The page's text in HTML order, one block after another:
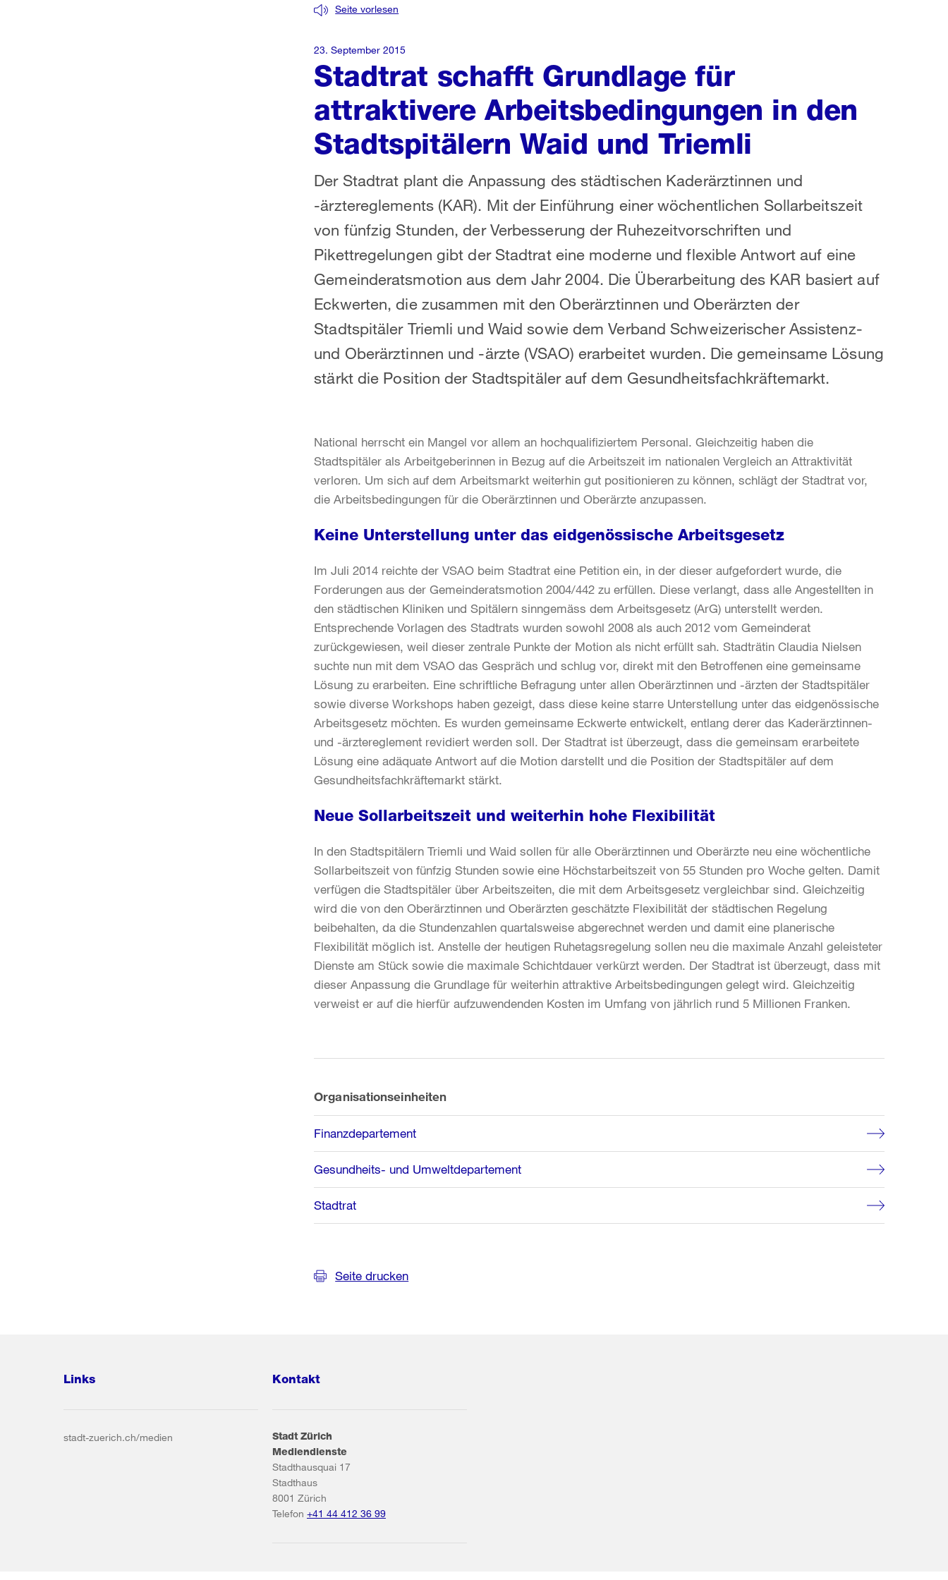
Stadtrat schafft Grundlage für
attraktivere Arbeitsbedingungen in den
Stadtspitälern Waid und Triemli
Seite vorlesen
Der Stadtrat plant die Anpassung des städtischen Kaderärztinnen und
-ärztereglements (KAR). Mit der Einführung einer wöchentlichen Sollarbeitszeit
von fünfzig Stunden, der Verbesserung der Ruhezeitvorschriften und
Pikettregelungen gibt der Stadtrat eine moderne und flexible Antwort auf eine
Gemeinderatsmotion aus dem Jahr 2004. Die Überarbeitung des KAR basiert auf
Eckwerten, die zusammen mit den Oberärztinnen und Oberärzten der
Stadtspitäler Triemli und Waid sowie dem Verband Schweizerischer Assistenz-
und Oberärztinnen und -ärzte (VSAO) erarbeitet wurden. Die gemeinsame Lösung
stärkt die Position der Stadtspitäler auf dem Gesundheitsfachkräftemarkt.
23. September 2015
National herrscht ein Mangel vor allem an hochqualifiziertem Personal. Gleichzeitig haben die
Stadtspitäler als Arbeitgeberinnen in Bezug auf die Arbeitszeit im nationalen Vergleich an Attraktivität
verloren. Um sich auf dem Arbeitsmarkt weiterhin gut positionieren zu können, schlägt der Stadtrat vor,
die Arbeitsbedingungen für die Oberärztinnen und Oberärzte anzupassen.
Keine Unterstellung unter das eidgenössische Arbeitsgesetz
Im Juli 2014 reichte der VSAO beim Stadtrat eine Petition ein, in der dieser aufgefordert wurde, die
Forderungen aus der Gemeinderatsmotion 2004/442 zu erfüllen. Diese verlangt, dass alle Angestellten in
den städtischen Kliniken und Spitälern sinngemäss dem Arbeitsgesetz (ArG) unterstellt werden.
Entsprechende Vorlagen des Stadtrats wurden sowohl 2008 als auch 2012 vom Gemeinderat
zurückgewiesen, weil dieser zentrale Punkte der Motion als nicht erfüllt sah. Stadträtin Claudia Nielsen
suchte nun mit dem VSAO das Gespräch und schlug vor, direkt mit den Betroffenen eine gemeinsame
Lösung zu erarbeiten. Eine schriftliche Befragung unter allen Oberärztinnen und -ärzten der Stadtspitäler
sowie diverse Workshops haben gezeigt, dass diese keine starre Unterstellung unter das eidgenössische
Arbeitsgesetz möchten. Es wurden gemeinsame Eckwerte entwickelt, entlang derer das Kaderärztinnen-
und -ärztereglement revidiert werden soll. Der Stadtrat ist überzeugt, dass die gemeinsam erarbeitete
Lösung eine adäquate Antwort auf die Motion darstellt und die Position der Stadtspitäler auf dem
Gesundheitsfachkräftemarkt stärkt.
Neue Sollarbeitszeit und weiterhin hohe Flexibilität
In den Stadtspitälern Triemli und Waid sollen für alle Oberärztinnen und Oberärzte neu eine wöchentliche
Sollarbeitszeit von fünfzig Stunden sowie eine Höchstarbeitszeit von 55 Stunden pro Woche gelten. Damit
verfügen die Stadtspitäler über Arbeitszeiten, die mit dem Arbeitsgesetz vergleichbar sind. Gleichzeitig
wird die von den Oberärztinnen und Oberärzten geschätzte Flexibilität der städtischen Regelung
beibehalten, da die Stundenzahlen quartalsweise abgerechnet werden und damit eine planerische
Flexibilität möglich ist. Anstelle der heutigen Ruhetagsregelung sollen neu die maximale Anzahl geleisteter
Dienste am Stück sowie die maximale Schichtdauer verkürzt werden. Der Stadtrat ist überzeugt, dass mit
dieser Anpassung die Grundlage für weiterhin attraktive Arbeitsbedingungen gelegt wird. Gleichzeitig
verweist er auf die hierfür aufzuwendenden Kosten im Umfang von jährlich rund 5 Millionen Franken.
Weitere
Organisationseinheiten
Finanzdepartement
Gesundheits- und Umweltdepartement
Stadtrat
Seite drucken
Links
stadt-zuerich.ch/medien
Kontakt
Stadt Zürich
Mediendienste
Stadthausquai 17
Stadthaus
8001 Zürich
Telefon +41 44 412 36 99